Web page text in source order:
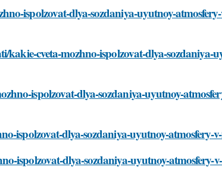
ispolzovat-dlya-sozdaniya-uyutnoy-
kakie-cveta-mozhno-ispolzovat-dlya-sozdaniya-
ispolzovat-dlya-sozdaniya-uyutnoy-
ispolzovat-dlya-sozdaniya-uyutnoy-atmosfery-
ispolzovat-dlya-sozdaniya-uyutnoy-atmosfery-